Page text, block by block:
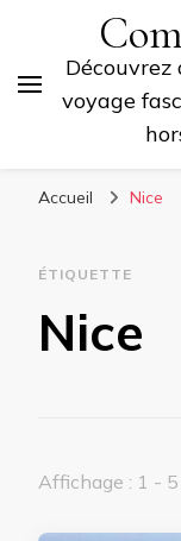
voyage
Accueil Nice
ÉTIQUETTE
Nice
Affichage : 1 - 5